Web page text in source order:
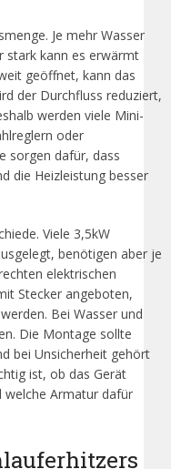
Je mehr Wasser
stark kann es erwärmt
geöffnet, kann das
der Durchfluss reduziert,
werden viele Mini-
oder
sorgen dafür, dass
die Heizleistung besser
Viele 3,5kW
benötigen aber je
elektrischen
Stecker angeboten,
Bei Wasser und
Die Montage sollte
bei Unsicherheit gehört
ist, ob das Gerät
welche Armatur dafür